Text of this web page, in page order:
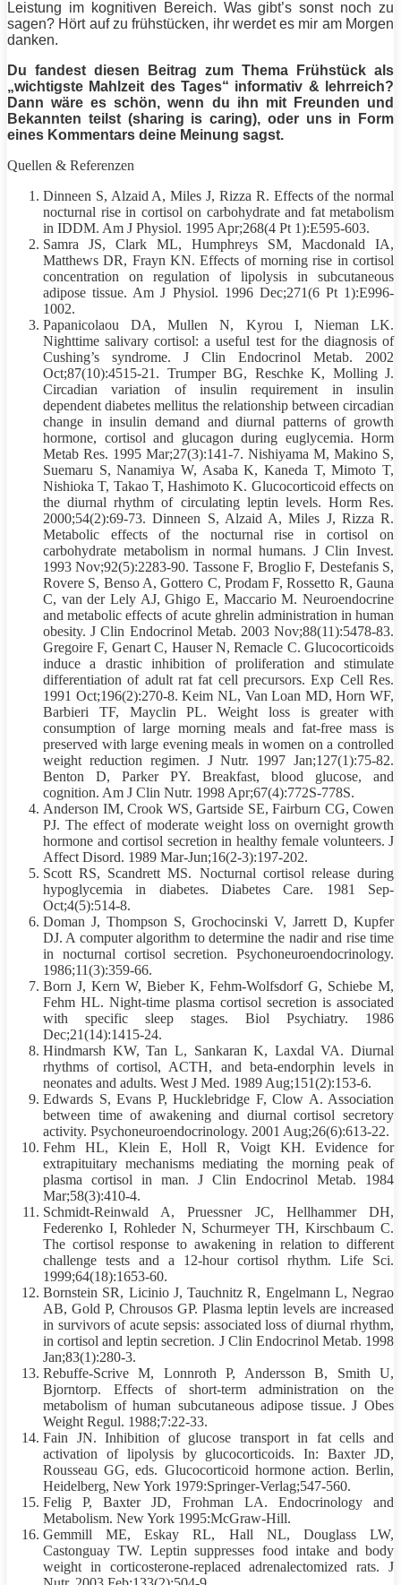
Leistung im kognitiven Bereich. Was gibt’s sonst noch zu
sagen? Hört auf zu frühstücken, ihr werdet es mir am Morgen
danken.
Du fandest diesen Beitrag zum Thema Frühstück als
„wichtigste Mahlzeit des Tages“ informativ & lehrreich?
Dann wäre es schön, wenn du ihn mit Freunden und
Bekannten teilst (sharing is caring), oder uns in Form
eines Kommentars deine Meinung sagst.
Quellen & Referenzen
Dinneen S, Alzaid A, Miles J, Rizza R. Effects of the normal
nocturnal rise in cortisol on carbohydrate and fat metabolism
in IDDM. Am J Physiol. 1995 Apr;268(4 Pt 1):E595-603.
Samra JS, Clark ML, Humphreys SM, Macdonald IA,
Matthews DR, Frayn KN. Effects of morning rise in cortisol
concentration on regulation of lipolysis in subcutaneous
adipose tissue. Am J Physiol. 1996 Dec;271(6 Pt 1):E996-
1002.
Papanicolaou DA, Mullen N, Kyrou I, Nieman LK.
Nighttime salivary cortisol: a useful test for the diagnosis of
Cushing’s syndrome. J Clin Endocrinol Metab. 2002
Oct;87(10):4515-21. Trumper BG, Reschke K, Molling J.
Circadian variation of insulin requirement in insulin
dependent diabetes mellitus the relationship between circadian
change in insulin demand and diurnal patterns of growth
hormone, cortisol and glucagon during euglycemia. Horm
Metab Res. 1995 Mar;27(3):141-7. Nishiyama M, Makino S,
Suemaru S, Nanamiya W, Asaba K, Kaneda T, Mimoto T,
Nishioka T, Takao T, Hashimoto K. Glucocorticoid effects on
the diurnal rhythm of circulating leptin levels. Horm Res.
2000;54(2):69-73. Dinneen S, Alzaid A, Miles J, Rizza R.
Metabolic effects of the nocturnal rise in cortisol on
carbohydrate metabolism in normal humans. J Clin Invest.
1993 Nov;92(5):2283-90. Tassone F, Broglio F, Destefanis S,
Rovere S, Benso A, Gottero C, Prodam F, Rossetto R, Gauna
C, van der Lely AJ, Ghigo E, Maccario M. Neuroendocrine
and metabolic effects of acute ghrelin administration in human
obesity. J Clin Endocrinol Metab. 2003 Nov;88(11):5478-83.
Gregoire F, Genart C, Hauser N, Remacle C. Glucocorticoids
induce a drastic inhibition of proliferation and stimulate
differentiation of adult rat fat cell precursors. Exp Cell Res.
1991 Oct;196(2):270-8. Keim NL, Van Loan MD, Horn WF,
Barbieri TF, Mayclin PL. Weight loss is greater with
consumption of large morning meals and fat-free mass is
preserved with large evening meals inwomen on a controlled
weight reduction regimen. J Nutr. 1997 Jan;127(1):75-82.
Benton D, Parker PY. Breakfast, blood glucose, and
cognition. Am J Clin Nutr. 1998 Apr;67(4):772S-778S.
Anderson IM, Crook WS, Gartside SE, Fairburn CG, Cowen
PJ. The effect of moderate weight loss on overnight growth
hormone and cortisol secretion in healthy female volunteers. J
Affect Disord. 1989 Mar-Jun;16(2-3):197-202.
Scott RS, Scandrett MS. Nocturnal cortisol release during
hypoglycemia in diabetes. Diabetes Care. 1981 Sep-
Oct;4(5):514-8.
Doman J, Thompson S, Grochocinski V, Jarrett D, Kupfer
DJ. A computer algorithm to determine the nadir and rise time
in nocturnal cortisol secretion. Psychoneuroendocrinology.
1986;11(3):359-66.
Born J, Kern W, Bieber K, Fehm-Wolfsdorf G, Schiebe M,
Fehm HL. Night-time plasma cortisol secretion is associated
with specific sleep stages. Biol Psychiatry. 1986
Dec;21(14):1415-24.
Hindmarsh KW, Tan L, Sankaran K, Laxdal VA. Diurnal
rhythms of cortisol, ACTH, and beta-endorphin levels in
neonates and adults. West J Med. 1989 Aug;151(2):153-6.
Edwards S, Evans P, Hucklebridge F, Clow A. Association
between time of awakening and diurnal cortisol secretory
activity. Psychoneuroendocrinology. 2001 Aug;26(6):613-22.
Fehm HL, Klein E, Holl R, Voigt KH. Evidence for
extrapituitary mechanisms mediating the morning peak of
plasma cortisol in man. J Clin Endocrinol Metab. 1984
Mar;58(3):410-4.
Schmidt-Reinwald A, Pruessner JC, Hellhammer DH,
Federenko I, Rohleder N, Schurmeyer TH, Kirschbaum C.
The cortisol response to awakening in relation to different
challenge tests and a 12-hour cortisol rhythm. Life Sci.
1999;64(18):1653-60.
Bornstein SR, Licinio J, Tauchnitz R, Engelmann L, Negrao
AB, Gold P, Chrousos GP. Plasma leptin levels are increased
in survivors of acute sepsis: associated loss of diurnal rhythm,
in cortisol and leptin secretion. J Clin Endocrinol Metab. 1998
Jan;83(1):280-3.
Rebuffe-Scrive M, Lonnroth P, Andersson B, Smith U,
Bjorntorp. Effects of short-term administration on the
metabolism of human subcutaneous adipose tissue. J Obes
Weight Regul. 1988;7:22-33.
Fain JN. Inhibition of glucose transport in fat cells and
activation of lipolysis by glucocorticoids. In: Baxter JD,
Rousseau GG, eds. Glucocorticoid hormone action. Berlin,
Heidelberg, New York 1979:Springer-Verlag;547-560.
Felig P, Baxter JD, Frohman LA. Endocrinology and
Metabolism. New York 1995:McGraw-Hill.
Gemmill ME, Eskay RL, Hall NL, Douglass LW,
Castonguay TW. Leptin suppresses food intake and body
weight in corticosterone-replaced adrenalectomized rats. J